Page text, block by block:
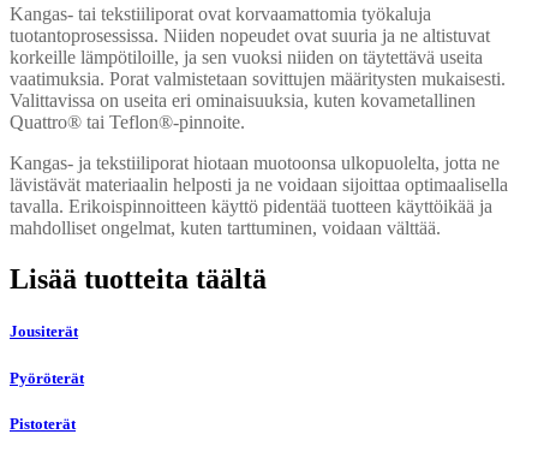
Kangas- tai tekstiiliporat ovat korvaamattomia työkaluja
tuotantoprosessissa. Niiden nopeudet ovat suuria ja ne altistuvat
korkeille lämpötiloille, ja sen vuoksi niiden on täytettävä useita
vaatimuksia. Porat valmistetaan sovittujen määritysten mukaisesti.
Valittavissa on useita eri ominaisuuksia, kuten kovametallinen
Quattro® tai Teflon®-pinnoite.
Kangas- ja tekstiiliporat hiotaan muotoonsa ulkopuolelta, jotta ne
lävistävät materiaalin helposti ja ne voidaan sijoittaa optimaalisella
tavalla. Erikoispinnoitteen käyttö pidentää tuotteen käyttöikää ja
mahdolliset ongelmat, kuten tarttuminen, voidaan välttää.
Lisää tuotteita täältä
Jousiterät
Pyöröterät
Pistoterät